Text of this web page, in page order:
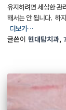
유지하려면 세심한 관
해서는 안 됩니다. ​ 하
더보기…
글쓴이 현대탑치과,